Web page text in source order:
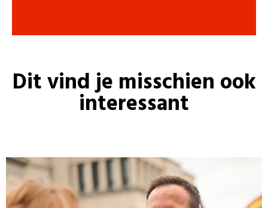
Dit vind je misschien ook
interessant